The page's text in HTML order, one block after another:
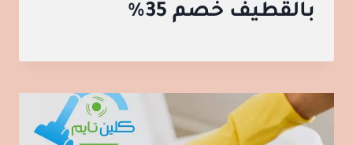
بالقطيف خصم 35%